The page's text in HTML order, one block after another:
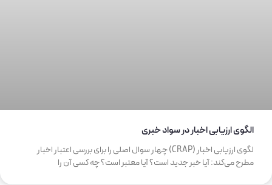
الگوی ارزیابی اخبار در سواد خبری
لگوی ارزیابی اخبار (CRAP) چهار سوال اصلی را برای بررسی اعتبار اخبار
مطرح می‌کند: آیا خبر جدید است؟ آیا معتبر است؟ چه کسی آن را